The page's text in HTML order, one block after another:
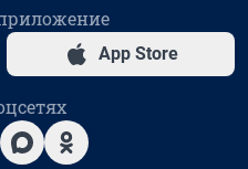
App Store